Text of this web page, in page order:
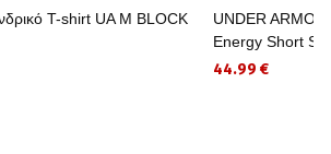
T-shirt UA M BLOCK
UNDER
Energy Short
44.99 €